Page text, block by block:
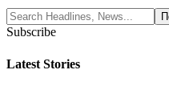
Subscribe
Latest Stories